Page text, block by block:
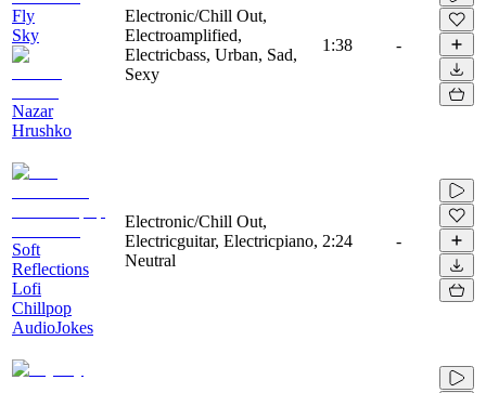
Fly
Sky
Nazar
Hrushko
Electronic/Chill Out,
Electroamplified,
Electricbass, Urban, Sad,
Sexy
1:38 -
Soft
Reflections
Lofi
Chillpop
AudioJokes
Electronic/Chill Out,
Electricguitar, Electricpiano,
Neutral
2:24 -